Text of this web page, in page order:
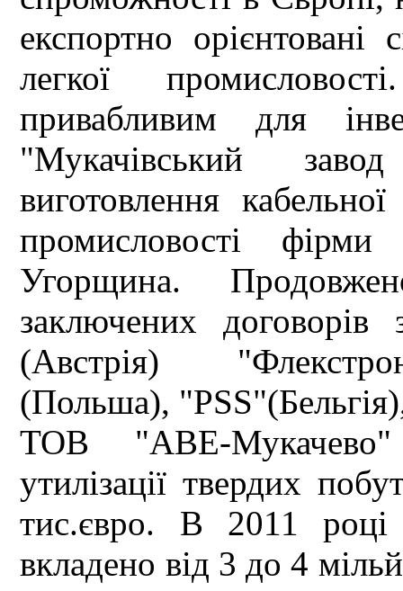
експортно орієнтовані
легкої
привабливим для
"Мукачівський
виготовлення
промисловості
Угорщина.
заключених
(Австрія)
(Польша),
ТОВ "АВЕ-Мукачево"
утилізації твердих
тис.євро. В 2011 році
вкладено від 3 до 4